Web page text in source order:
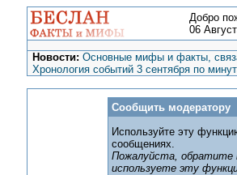
Добро
06
Новости: Основные мифы и факты,
Хронология событий 3 сентября по
Сообщить модератору
Используйте эту
сообщениях.
Пожалуйста, обратите
используете эту